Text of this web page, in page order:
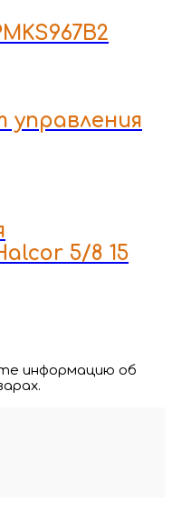
управления
5/8 15
информацию об